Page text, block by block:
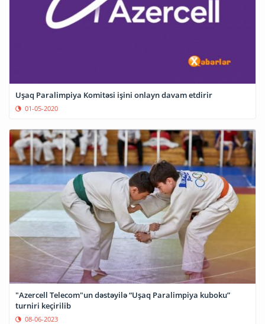
Uşaq Paralimpiya Komitəsi işini onlayn davam etdirir
01-05-2020
"Azercell Telecom"un dəstəyilə “Uşaq Paralimpiya kuboku”
turniri keçirilib
08-06-2023